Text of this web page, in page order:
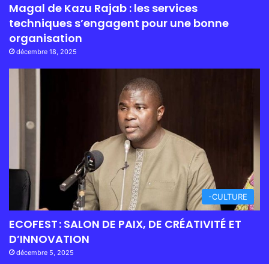
Magal de Kazu Rajab : les services
techniques s’engagent pour une bonne
organisation
décembre 18, 2025
-CULTURE
ECOFEST : SALON DE PAIX, DE CRÉATIVITÉ ET
D’INNOVATION
décembre 5, 2025